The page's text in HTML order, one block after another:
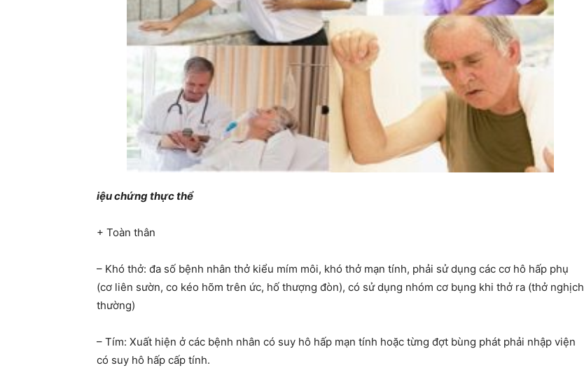
iệu chứng thực thể
+ Toàn thân
– Khó thở: đa số bệnh nhân thở kiểu mím môi, khó thở mạn tính, phải sử dụng các cơ hô hấp phụ
(cơ liên sườn, co kéo hõm trên ức, hố thượng đòn), có sử dụng nhóm cơ bụng khi thở ra (thở nghịch
thường)
– Tím: Xuất hiện ở các bệnh nhân có suy hô hấp mạn tính hoặc từng đợt bùng phát phải nhập viện
có suy hô hấp cấp tính.